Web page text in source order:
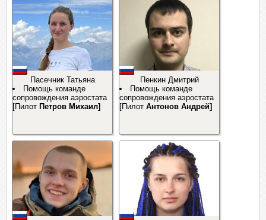
Пасечник Татьяна
Помощь команде
сопровождения аэростата
[Пилот Петров Михаил]
Пенкин Дмитрий
Помощь команде
сопровождения аэростата
[Пилот Антонов Андрей]